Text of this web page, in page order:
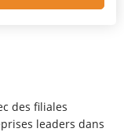
des filiales
leaders dans